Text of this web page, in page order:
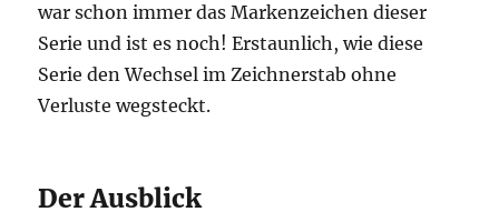
war schon immer das Markenzeichen dieser
Serie und ist es noch! Erstaunlich, wie diese
Serie den Wechsel im Zeichnerstab ohne
Verluste wegsteckt.
Der Ausblick